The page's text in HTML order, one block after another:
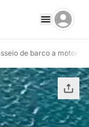
de barco a motor